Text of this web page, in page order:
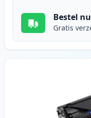
Bestel
Gratis